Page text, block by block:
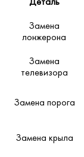
Деталь
Замена
лонжерона
Замена
телевизора
Замена порога
Замена крыла